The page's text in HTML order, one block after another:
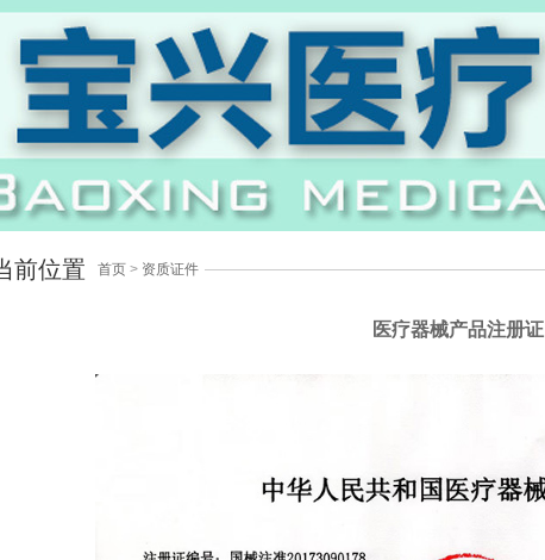
前位置 首页> 资质证件
医疗器械产品注册证